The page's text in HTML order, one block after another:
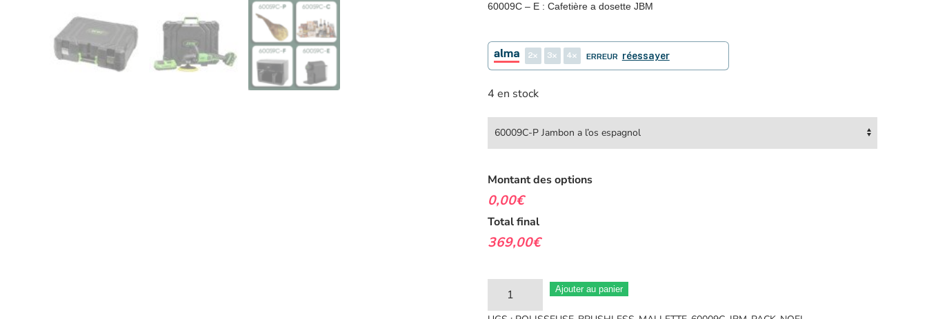
60009C – E : Cafetière a dosette JBM
2 3 4 ERREUR réessayer
4 en stock
Montant des options
0,00€
Total final
369,00€
quantité
de
Ajouter au panier